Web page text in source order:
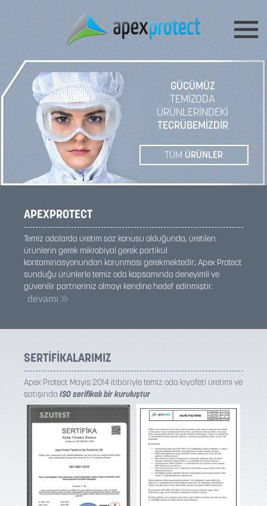
GÜCÜMÜZ
TEMİZODA
ÜRÜNLERİNDEKİ
TECRÜBEMİZDİR
TÜM ÜRÜNLER
APEXPROTECT
Temiz odalarda üretim söz konusu olduğunda, üretilen
ürünlerin gerek mikrobiyal gerek partikül
kontaminasyonundan korunması gerekmektedir; Apex Protect
sunduğu ürünlerle temiz oda kapsamında deneyimli ve
güvenilir partneriniz olmayı kendine hedef edinmiştir.
devamı
SERTİFİKALARIMIZ
Apex Protect Mayıs 2014 itibariyle temiz oda kıyafeti üretimi ve
satışında ISO serifikalı bir kuruluştur